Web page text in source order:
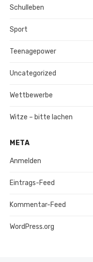
Schulleben
Sport
Teenagepower
Uncategorized
Wettbewerbe
Witze – bitte lachen
META
Anmelden
Eintrags-Feed
Kommentar-Feed
WordPress.org